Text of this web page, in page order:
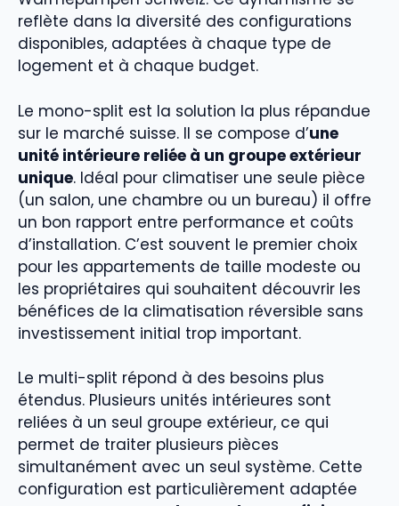
reflète dans la diversité des configurations
disponibles, adaptées à chaque type de
logement et à chaque budget.
Le mono-split est la solution la plus répandue
sur le marché suisse. Il se compose d’une
unité intérieure reliée à un groupe extérieur
unique. Idéal pour climatiser une seule pièce
(un salon, une chambre ou un bureau) il offre
un bon rapport entre performance et coûts
d’installation. C’est souvent le premier choix
pour les appartements de taille modeste ou
les propriétaires qui souhaitent découvrir les
bénéfices de la climatisation réversible sans
investissement initial trop important.
Le multi-split répond à des besoins plus
étendus. Plusieurs unités intérieures sont
reliées à un seul groupe extérieur, ce qui
permet de traiter plusieurs pièces
simultanément avec un seul système. Cette
configuration est particulièrement adaptée